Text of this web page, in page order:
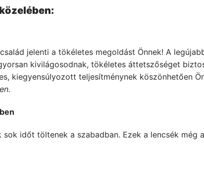
jelenti a tökéletes megoldást Önnek! A
kivilágosodnak, tökéletes áttetszőséget
kiegyensúlyozott teljesítménynek köszönhetően
időt töltenek a szabadban. Ezek a lencsék